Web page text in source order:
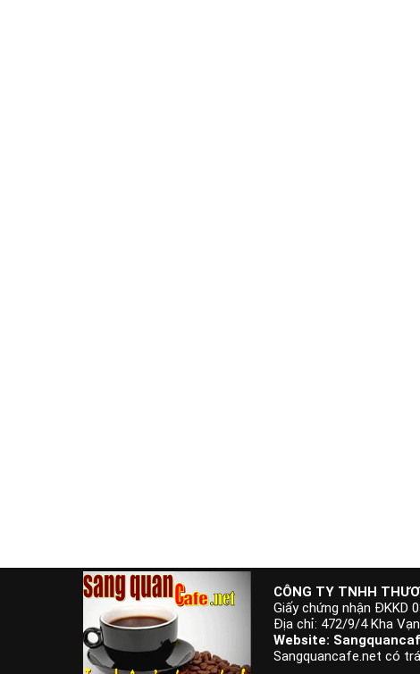
CÔNG TY TNHH
Giấy chứng nhận ĐKKD
Địa chỉ: 472/9/4 Kha
Website:
Sangquancafe.net có